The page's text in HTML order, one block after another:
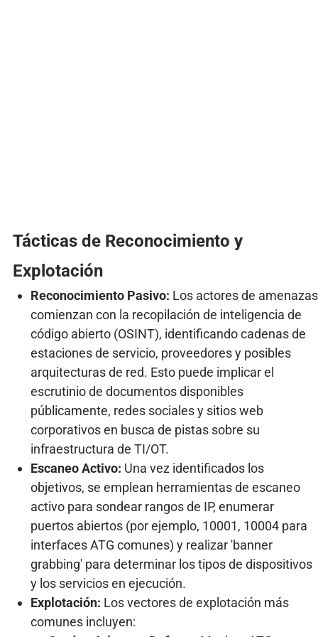
Tácticas de Reconocimiento y
Explotación
Reconocimiento Pasivo: Los actores de amenazas
comienzan con la recopilación de inteligencia de
código abierto (OSINT), identificando cadenas de
estaciones de servicio, proveedores y posibles
arquitecturas de red. Esto puede implicar el
escrutinio de documentos disponibles
públicamente, redes sociales y sitios web
corporativos en busca de pistas sobre su
infraestructura de TI/OT.
Escaneo Activo: Una vez identificados los
objetivos, se emplean herramientas de escaneo
activo para sondear rangos de IP, enumerar
puertos abiertos (por ejemplo, 10001, 10004 para
interfaces ATG comunes) y realizar 'banner
grabbing' para determinar los tipos de dispositivos
y los servicios en ejecución.
Explotación: Los vectores de explotación más
comunes incluyen: